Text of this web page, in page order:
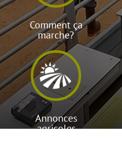
Comment ça
marche?
Annonces
agricoles